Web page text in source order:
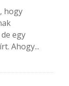
hogy
egy
Ahogy...